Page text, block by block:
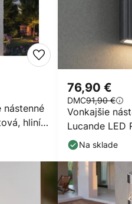
nástenné
hliník,
Vonkajšie
Lucande LED
výška 40 cm,
76,90 €
DMC91,90 €
Na sklade